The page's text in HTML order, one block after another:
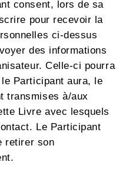
consent, lors de sa
pour recevoir la
ci-dessus
des informations
Celle-ci pourra
Participant aura, le
transmises à/aux
Livre avec lesquels
Le Participant
retirer son